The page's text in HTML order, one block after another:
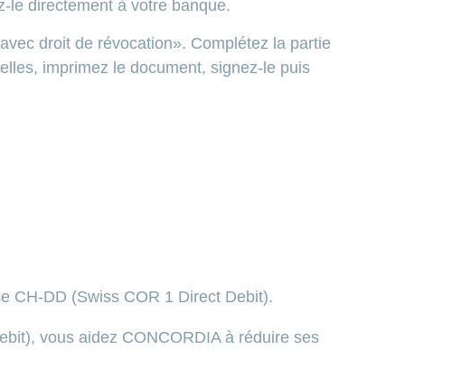
le directement à votre banque.
droit de révocation». Complétez la partie
imprimez le document, signez-le puis
CH-DD (Swiss COR 1 Direct Debit).
vous aidez CONCORDIA à réduire ses